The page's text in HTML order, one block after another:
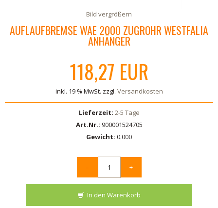
Bild vergrößern
AUFLAUFBREMSE WAE 2000 ZUGROHR WESTFALIA
ANHÄNGER
118,27 EUR
inkl. 19 % MwSt. zzgl. Versandkosten
Lieferzeit: 2-5 Tage
Art.Nr.: 900001524705
Gewicht: 0.000
– +
In den Warenkorb